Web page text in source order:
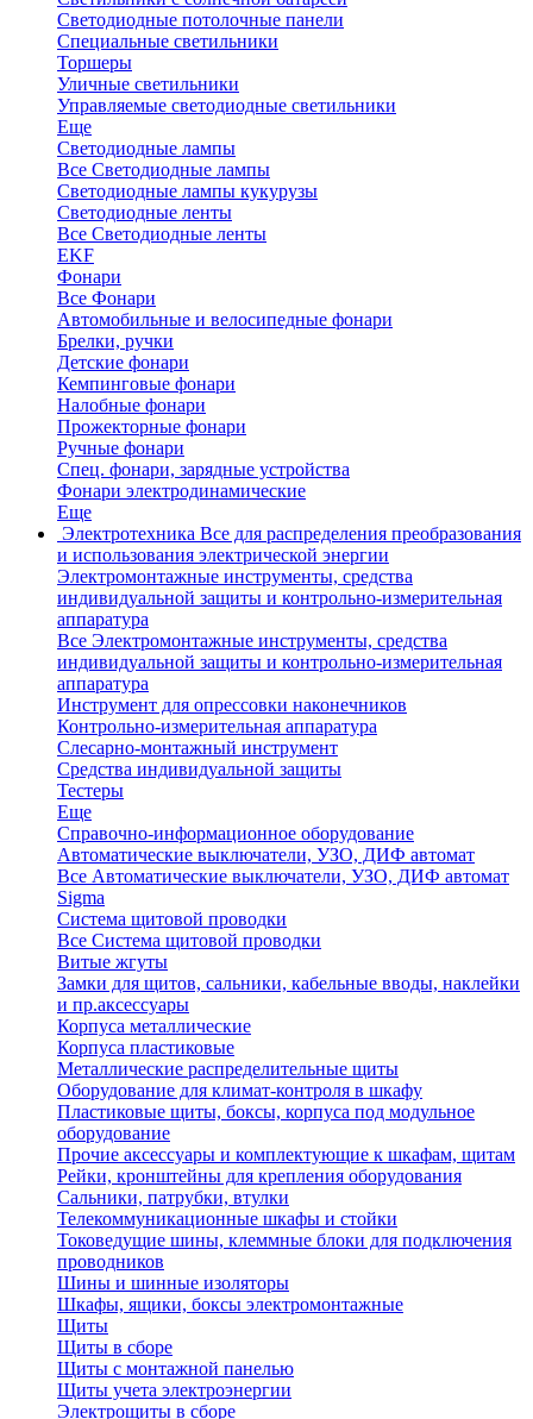
Светодиодные потолочные панели
Специальные светильники
Торшеры
Уличные светильники
Управляемые светодиодные светильники
Еще
Светодиодные лампы
Все Светодиодные лампы
Светодиодные лампы кукурузы
Светодиодные ленты
Все Светодиодные ленты
EKF
Фонари
Все Фонари
Автомобильные и велосипедные фонари
Брелки, ручки
Детские фонари
Кемпинговые фонари
Налобные фонари
Прожекторные фонари
Ручные фонари
Спец. фонари, зарядные устройства
Фонари электродинамические
Еще
Электротехника Все для распределения преобразования
и использования электрической энергии
Электромонтажные инструменты, средства
индивидуальной защиты и контрольно-измерительная
аппаратура
Все Электромонтажные инструменты, средства
индивидуальной защиты и контрольно-измерительная
аппаратура
Инструмент для опрессовки наконечников
Контрольно-измерительная аппаратура
Слесарно-монтажный инструмент
Средства индивидуальной защиты
Тестеры
Еще
Справочно-информационное оборудование
Автоматические выключатели, УЗО, ДИФ автомат
Все Автоматические выключатели, УЗО, ДИФ автомат
Sigma
Система щитовой проводки
Все Система щитовой проводки
Витые жгуты
Замки для щитов, сальники, кабельные вводы, наклейки
и пр.аксессуары
Корпуса металлические
Корпуса пластиковые
Металлические распределительные щиты
Оборудование для климат-контроля в шкафу
Пластиковые щиты, боксы, корпуса под модульное
оборудование
Прочие аксессуары и комплектующие к шкафам, щитам
Рейки, кронштейны для крепления оборудования
Сальники, патрубки, втулки
Телекоммуникационные шкафы и стойки
Токоведущие шины, клеммные блоки для подключения
проводников
Шины и шинные изоляторы
Шкафы, ящики, боксы электромонтажные
Щиты
Щиты в сборе
Щиты с монтажной панелью
Щиты учета электроэнергии
Электрощиты в сборе